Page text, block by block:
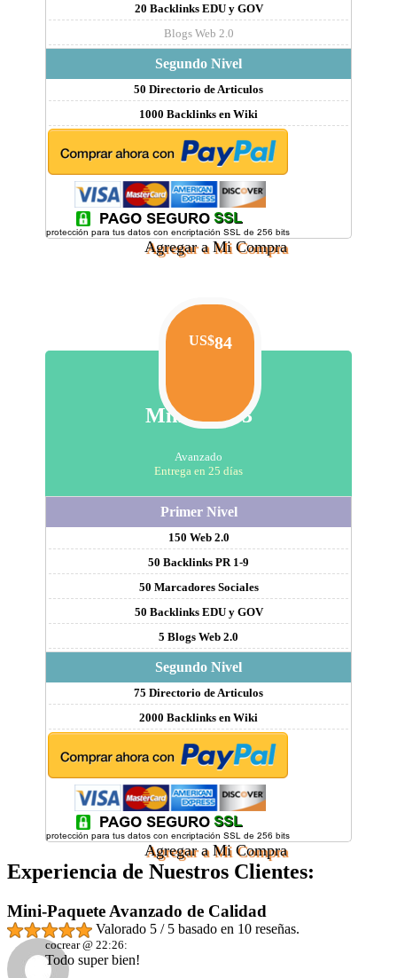
20 Backlinks EDU y GOV
Blogs Web 2.0
Segundo Nivel
50 Directorio de Articulos
1000 Backlinks en Wiki
Agregar a Mi Compra
US$84
Mini Plan 3
Avanzado
Entrega en 25 días
Primer Nivel
150 Web 2.0
50 Backlinks PR 1-9
50 Marcadores Sociales
50 Backlinks EDU y GOV
5 Blogs Web 2.0
Segundo Nivel
75 Directorio de Articulos
2000 Backlinks en Wiki
Agregar a Mi Compra
Experiencia de Nuestros Clientes:
Mini-Paquete Avanzado de Calidad
Valorado 5 / 5 basado en 10 reseñas.
cocrear @ 22:26:
Todo super bien!